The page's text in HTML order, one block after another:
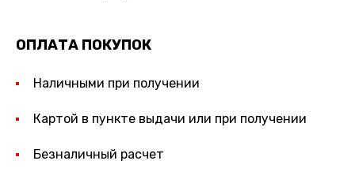
ОПЛАТА ПОКУПОК
Наличными при получении
Картой в пункте выдачи или при получении
Безналичный расчет